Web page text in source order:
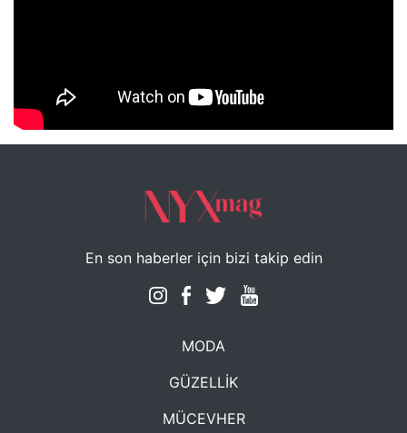
NYXmag 2. Yaş Kutlama Etkinliği
En son haberler için bizi takip edin
MODA
GÜZELLİK
MÜCEVHER